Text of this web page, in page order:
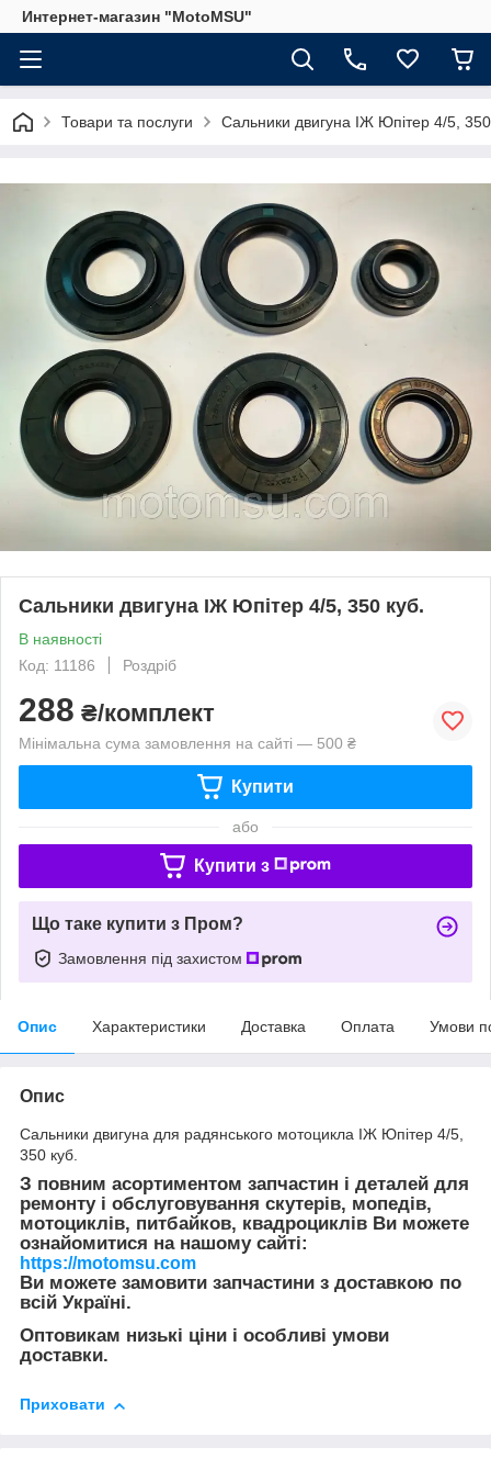
Интернет-магазин "MotoMSU"
Товари та послуги Сальники двигуна ІЖ Юпітер 4/5,
Сальники двигуна ІЖ Юпітер 4/5, 350 куб.
В наявності
Код: 11186
Роздріб
288 ₴/комплект
Мінімальна сума замовлення на сайті — 500 ₴
Купити
або
Купити з
Що таке купити з Пром?
Замовлення під захистом
Опис Характеристики Доставка Оплата Умови
Опис
Сальники двигуна для радянського мотоцикла ІЖ Юпітер 4/5,
350 куб.
З повним асортиментом запчастин і деталей для
ремонту і обслуговування скутерів, мопедів,
мотоциклів, питбайков, квадроциклів Ви можете
ознайомитися на нашому сайті:
https://motomsu.com
Ви можете замовити запчастини з доставкою по
всій Україні.
Оптовикам низькі ціни і особливі умови
доставки.
Приховати